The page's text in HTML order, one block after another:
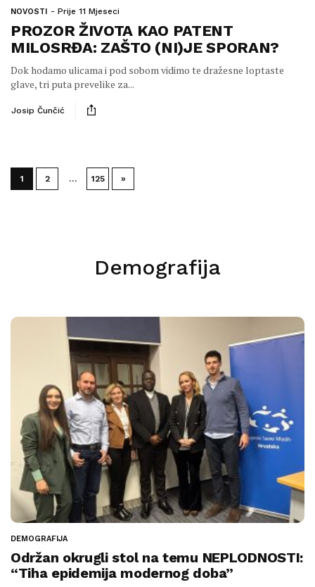
NOVOSTI Prije 11 Mjeseci
PROZOR ŽIVOTA KAO PATENT
MILOSRĐA: ZAŠTO (NI)JE SPORAN?
Dok hodamo ulicama i pod sobom vidimo te dražesne loptaste
glave, tri puta prevelike za...
Josip Čunčić
1 2 … 125 »
Demografija
DEMOGRAFIJA
Održan okrugli stol na temu NEPLODNOSTI:
“Tiha epidemija modernog doba”